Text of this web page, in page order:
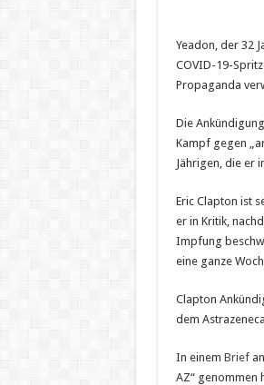
Yeadon, der 32
COVID-19-
Propaganda
Die
Kampf gegen
Jährigen, die er
Eric Clapton ist
er in Kritik,
Impfung
eine ganze
Clapton
dem
In einem Brief
AZ“ genommen